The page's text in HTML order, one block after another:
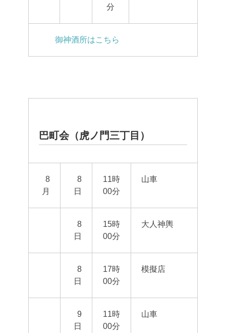
分
御神酒所はこちら
巴町会（虎ノ門三丁目）
8
月
8
日
11時
00分
山車
8
日
15時
00分
大人神輿
8
日
17時
00分
模擬店
9
日
11時
00分
山車